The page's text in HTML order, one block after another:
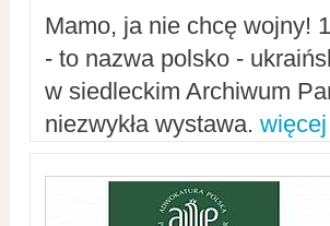
Mamo, ja nie chcę wojny!
- to nazwa polsko -
w siedleckim Archiwum
niezwykła wystawa.